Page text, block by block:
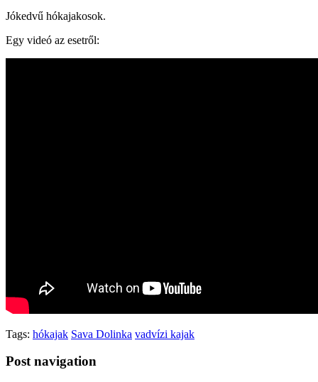
Jókedvű hókajakosok.
Egy videó az esetről:
Tags: hókajak Sava Dolinka vadvízi kajak
Post navigation